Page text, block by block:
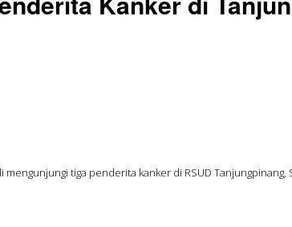
tiga penderita kanker di RSUD Tanjungpinang,